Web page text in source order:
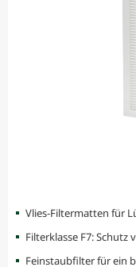
Vlies-Filtermatten für
Filterklasse F7: Schutz
Feinstaubfilter für ein